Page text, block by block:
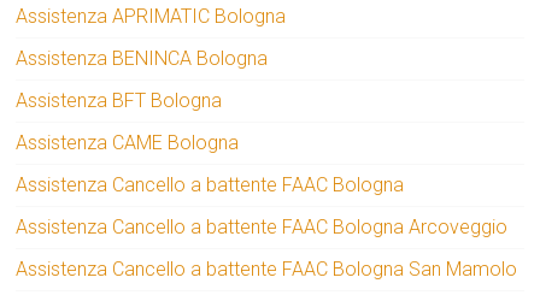
Assistenza APRIMATIC Bologna
Assistenza BENINCA Bologna
Assistenza BFT Bologna
Assistenza CAME Bologna
Assistenza Cancello a battente FAAC Bologna
Assistenza Cancello a battente FAAC Bologna Arcoveggio
Assistenza Cancello a battente FAAC Bologna San Mamolo